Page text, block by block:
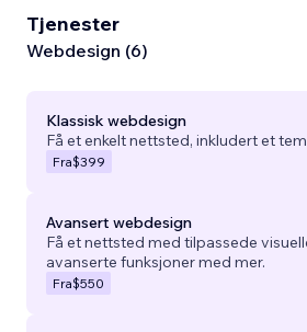
Tjenester
Webdesign (6)
Klassisk webdesign
Få et enkelt nettsted, inkludert et
Fra$399
Avansert webdesign
Få et nettsted med tilpassede
avanserte funksjoner med mer.
Fra$550